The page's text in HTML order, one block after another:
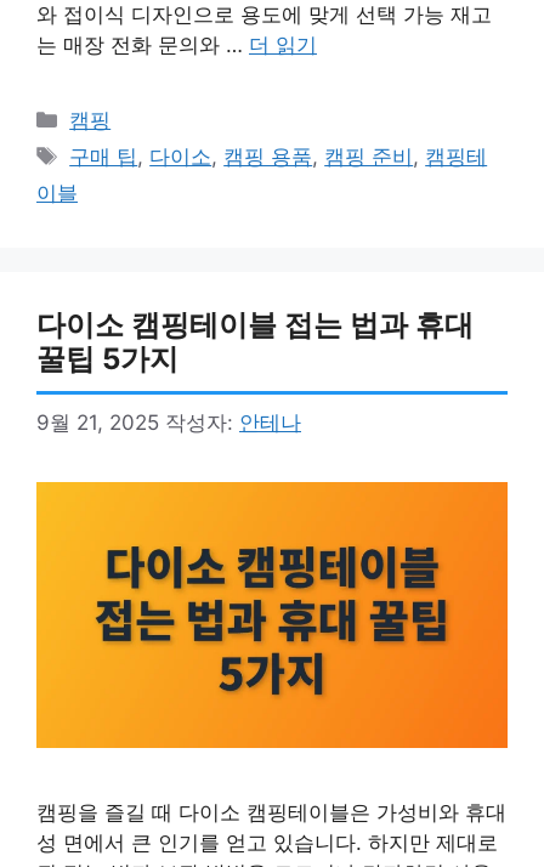
와 접이식 디자인으로 용도에 맞게 선택 가능 재고
는 매장 전화 문의와 … 더 읽기
카
테
고
리
캠핑
태
그
구매 팁 , 다이소, 캠핑 용품, 캠핑 준비 , 캠핑테
이블
다이소 캠핑테이블 접는 법과 휴대
꿀팁 5가지
9월 21, 2025 작성자: 안테나
캠핑을 즐길 때 다이소 캠핑테이블은 가성비와 휴대
성 면에서 큰 인기를 얻고 있습니다. 하지만 제대로